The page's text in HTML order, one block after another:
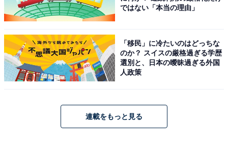
ではない「本当の理由」
「移民」に冷たいのはどっちな
のか？ スイスの厳格過ぎる学歴
選別と、日本の曖昧過ぎる外国
人政策
連載をもっと見る